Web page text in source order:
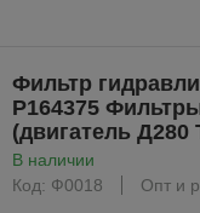
Фильтр
P164375
(двигатель Д280
В наличии
Код: Ф0018
Опт и